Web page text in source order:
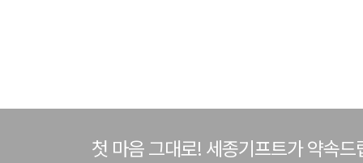
첫 마음 그대로! 세종기프트가 약속드